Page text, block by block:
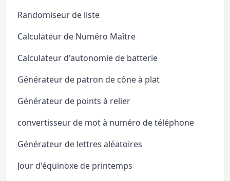
Randomiseur de liste
Calculateur de Numéro Maître
Calculateur d'autonomie de batterie
Générateur de patron de cône à plat
Générateur de points à relier
convertisseur de mot à numéro de téléphone
Générateur de lettres aléatoires
Jour d'équinoxe de printemps